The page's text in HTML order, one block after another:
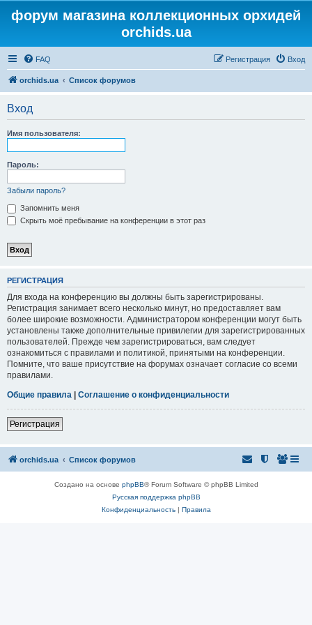
форум магазина коллекционных орхидей
orchids.ua
FAQ Вход
Регистрация
orchids.ua Список форумов
Вход
Имя пользователя:
Пароль:
Забыли пароль?
Запомнить меня
Скрыть моё пребывание на конференции в этот раз
РЕГИСТРАЦИЯ
Для входа на конференцию вы должны быть зарегистрированы.
Регистрация занимает всего несколько минут, но предоставляет вам
более широкие возможности. Администратором конференции могут быть
установлены также дополнительные привилегии для зарегистрированных
пользователей. Прежде чем зарегистрироваться, вам следует
ознакомиться с правилами и политикой, принятыми на конференции.
Помните, что ваше присутствие на форумах означает согласие со всеми
правилами.
Общие правила | Соглашение о конфиденциальности
Регистрация
orchids.ua Список форумов
Создано на основе phpBB® Forum Software © phpBB Limited
Русская поддержка phpBB
Конфиденциальность| Правила